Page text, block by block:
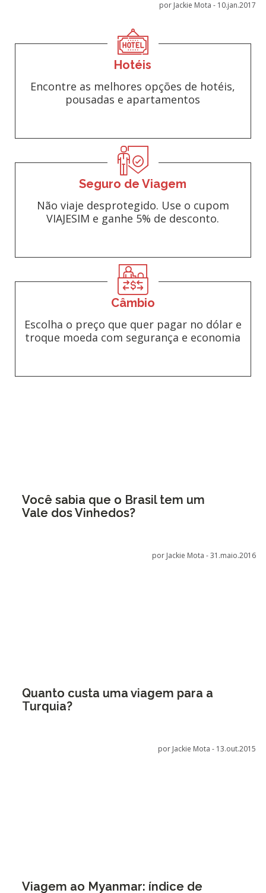
por Jackie Mota - 10.jan.2017
Hotéis
Encontre as melhores opções de hotéis,
pousadas e apartamentos
Seguro de Viagem
Não viaje desprotegido. Use o cupom
VIAJESIM e ganhe 5% de desconto.
Câmbio
Escolha o preço que quer pagar no dólar e
troque moeda com segurança e economia
Você sabia que o Brasil tem um
Vale dos Vinhedos?
por Jackie Mota -31.maio.2016
Quanto custa uma viagem para a
Turquia?
por Jackie Mota - 13.out.2015
Viagem ao Myanmar: índice de